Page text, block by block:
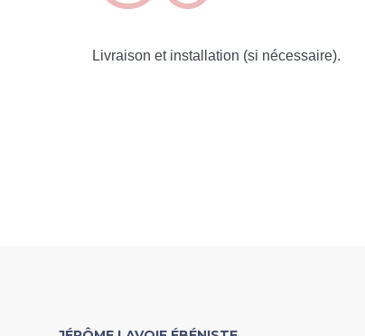
Livraison et installation (si nécessaire).